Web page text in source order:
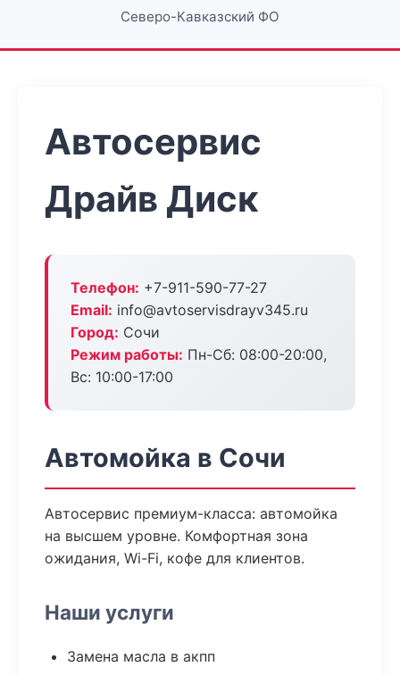
Северо-Кавказский ФО
Автосервис
Драйв Диск
Телефон: +7-911-590-77-27
Email: info@avtoservisdrayv345.ru
Город: Сочи
Режим работы: Пн-Сб: 08:00-20:00,
Вс: 10:00-17:00
Автомойка в Сочи
Автосервис премиум-класса: автомойка
на высшем уровне. Комфортная зона
ожидания, Wi-Fi, кофе для клиентов.
Наши услуги
Замена масла в акпп